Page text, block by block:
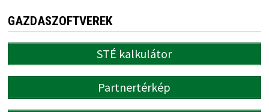
GAZDASZOFTVEREK
STÉ kalkulátor
Partnertérkép